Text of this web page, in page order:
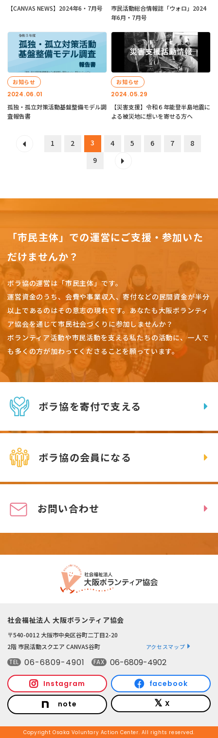
【CANVAS NEWS】2024年6・7月号
市民活動総合情報誌「ウォロ」2024
年6月・7月号
2024.06.01
お知らせ
孤独・孤立対策活動基盤整備モデル調
査報告書
2024.05.29
お知らせ
【災害支援】令和６年能登半島地震に
よる被災地に想いを寄せる方へ
1 2 3 4 5 6 7
8
9
「市民主体」での運営にご支援・参加いた
だけませんか？
ボラ協の運営は「市民主体」です。
運営資金のうち、会費や事業収入、寄付などの民間資金が半分
以上であるのはその意志の現れです。 あなたも大阪ボランティ
ア協会を通じて市民社会づくりに参加しませんか？
ボランティア活動や市民活動を支える私たちの活動に、一人で
も多くの方が加わってくださることを願っています。
ボラ協を寄付で支える
ボラ協の会員になる
お問い合わせ
社会福祉法人 大阪ボランティア協会
〒540-0012 大阪市中央区谷町二丁目2-20
2階 市民活動スクエア CANVAS谷町
アクセスマップ
TEL 06-6809-4901 FAX 06-6809-4902
Instagram facebook
note X
Copyright Osaka Voluntary Action Center. All rights reserved.